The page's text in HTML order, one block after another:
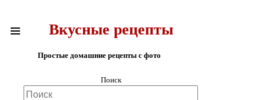
Вкусные рецепты
Простые домашние рецепты с фото
Поиск